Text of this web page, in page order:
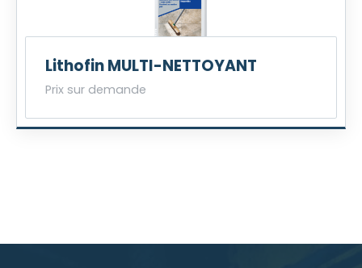
Lithofin MULTI-NETTOYANT
Prix sur demande